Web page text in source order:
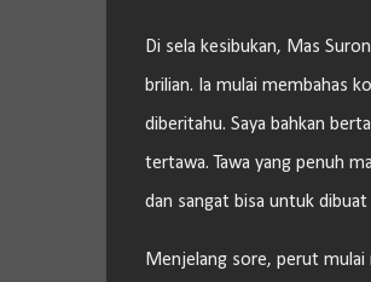
Di sela kesibukan, Mas
brilian. Ia mulai membahas
diberitahu. Saya bahkan
tertawa. Tawa yang penuh
dan sangat bisa untuk
Menjelang sore, perut mulai